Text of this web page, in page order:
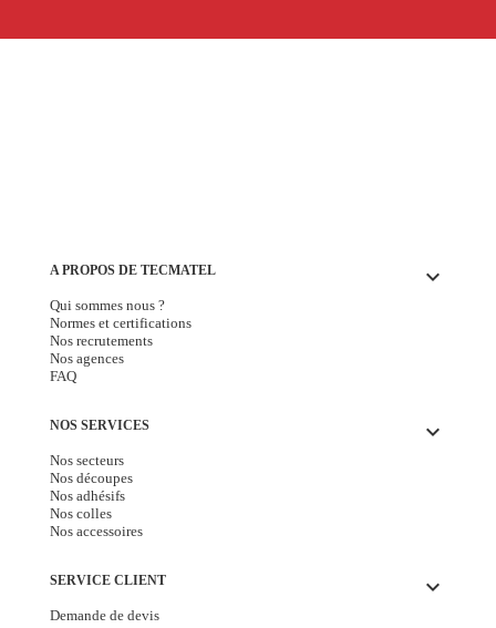
A PROPOS DE TECMATEL keyboard_arrow_down
Qui sommes nous ?
Normes et certifications
Nos recrutements
Nos agences
FAQ
NOS SERVICES keyboard_arrow_down
Nos secteurs
Nos découpes
Nos adhésifs
Nos colles
Nos accessoires
SERVICE CLIENT keyboard_arrow_down
Demande de devis